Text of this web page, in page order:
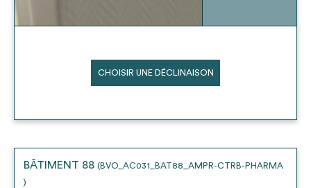
CHOISIR UNE DÉCLINAISON
BÂTIMENT 88 (BVO_AC031_BAT88_AMPR-CTRB-PHARMA
)